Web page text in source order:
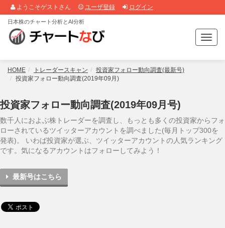
ようこそゲストさん ユーザ登録 ログイン
T
o
g
v
i
g
日本株のチャート分析とAI分析
HOME トレーダースキャン
投資家フォロー動向調査(最新号)
投資家フォロー動向調査(2019年09月)
投資家フォロー動向調査(2019年09月号)
数千人におよぶ株トレーダーを調査し、もっとも多くの投資家からフォ
ローされているツイッターアカウントを調べました(毎月トップ300を
発表)。 いわば投資家が選ぶ、ツイッターアカウントの人気ランキング
です。気になるアカウントはフォローしてみよう！
最新号はこちら